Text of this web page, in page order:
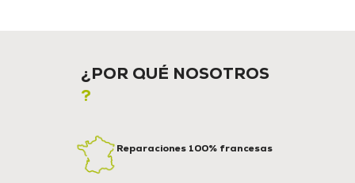
¿POR QUÉ NOSOTROS
?
Reparaciones 100% francesas